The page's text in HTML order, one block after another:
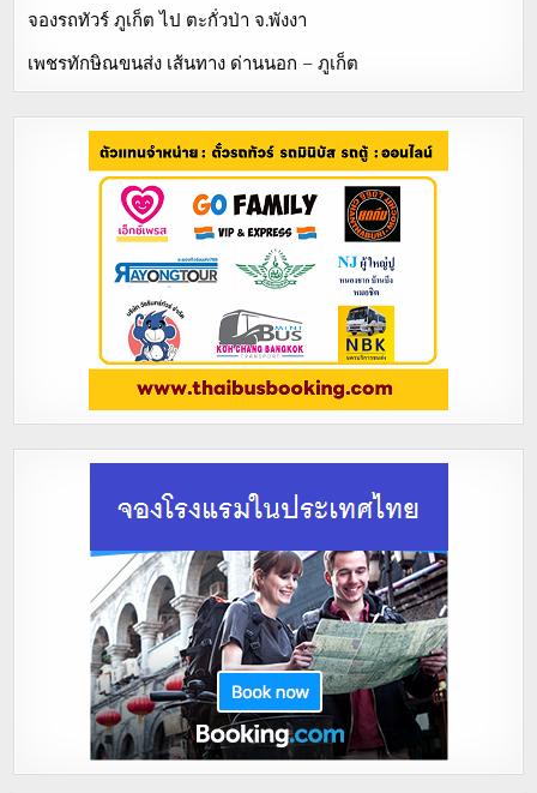
จองรถทัวร์ ภูเก็ต ไป ตะกั่วป่า จ.พังงา
เพชรทักษิณขนส่ง เส้นทาง ด่านนอก – ภูเก็ต